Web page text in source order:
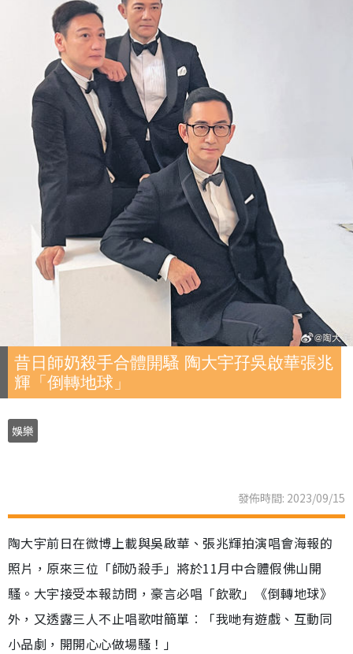
昔日師奶殺手合體開騷 陶大宇孖吳啟華張兆
輝「倒轉地球」
娛樂
發佈時間: 2023/09/15
陶大宇前日在微博上載與吳啟華、張兆輝拍演唱會海報的
照片，原來三位「師奶殺手」將於11月中合體假佛山開
騷。大宇接受本報訪問，豪言必唱「飲歌」《倒轉地球》
外，又透露三人不止唱歌咁簡單︰「我哋有遊戲、互動同
小品劇，開開心心做場騷！」